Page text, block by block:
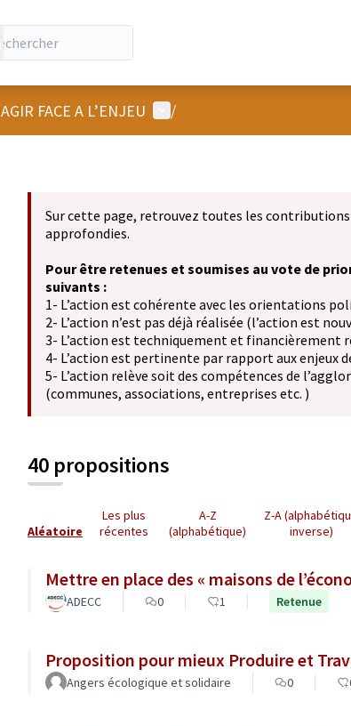
AGIR FACE A L’ENJEU Menu utilisateur
/
Sur cette page, retrouvez toutes les
approfondies.
Pour être retenues et soumises au vote de
suivants :
1- L’action est cohérente avec les orientations
2- L’action n’est pas déjà réalisée (l’action est
3- L’action est techniquement et financièrement
4- L’action est pertinente par rapport aux enjeux
5- L’action relève soit des compétences de
(communes, associations, entreprises etc. )
40 propositions
Aléatoire
Les plus
récentes
A-Z
(alphabétique)
Z-A
inverse)
Mettre en place des « maisons de
ADECC 0 1 Retenue
Proposition pour mieux Produire et
Angers écologique et solidaire 0